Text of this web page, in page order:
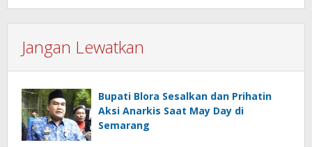
Jangan Lewatkan
Bupati Blora Sesalkan dan Prihatin
Aksi Anarkis Saat May Day di
Semarang